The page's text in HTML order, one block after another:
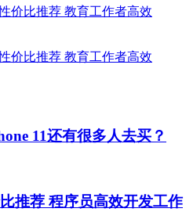
11还有很多人去买？
推荐 程序员高效开发工作